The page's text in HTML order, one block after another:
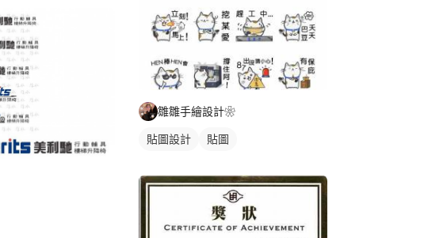
雛雛手繪設計❀
貼圖設計 貼圖